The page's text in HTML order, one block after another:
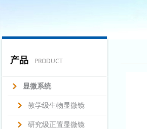
产品 PRODUCT
显微系统
教学级生物显微镜
研究级正置显微镜